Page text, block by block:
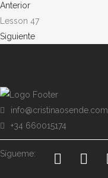
Anterior
Lesson 47
Siguiente
info@cristinaosende.com
+34 660015174
Sígueme: